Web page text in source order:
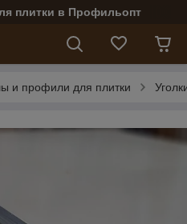
плитки в Профильопт
и профили для плитки